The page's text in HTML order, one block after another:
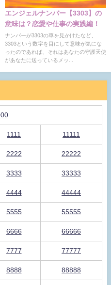
エンジェルナンバー【3303】の
意味は？恋愛や仕事の実践編！
ナンバーが3303の車を見かけたなど、
3303という数字を目にして意味が気にな
ったのであれば、それはあなたの守護天使
があなたに送っているメッ...
1111 11111
2222 22222
3333 33333
4444 44444
5555 55555
6666 66666
7777 77777
8888 88888